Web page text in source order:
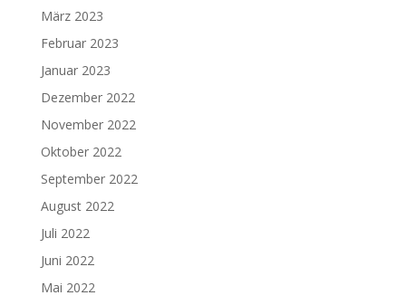
März 2023
Februar 2023
Januar 2023
Dezember 2022
November 2022
Oktober 2022
September 2022
August 2022
Juli 2022
Juni 2022
Mai 2022